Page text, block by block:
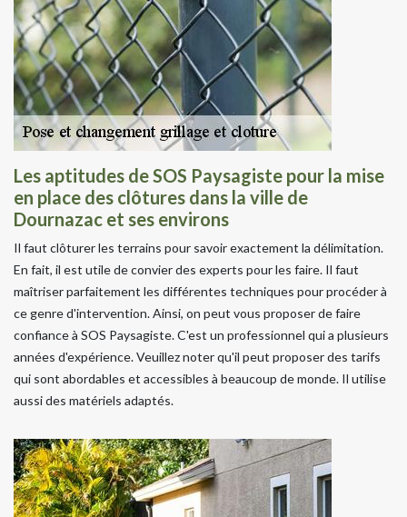
Les aptitudes de SOS Paysagiste pour la mise
en place des clôtures dans la ville de
Dournazac et ses environs
Il faut clôturer les terrains pour savoir exactement la délimitation.
En fait, il est utile de convier des experts pour les faire. Il faut
maîtriser parfaitement les différentes techniques pour procéder à
ce genre d'intervention. Ainsi, on peut vous proposer de faire
confiance à SOS Paysagiste. C'est un professionnel qui a plusieurs
années d'expérience. Veuillez noter qu'il peut proposer des tarifs
qui sont abordables et accessibles à beaucoup de monde. Il utilise
aussi des matériels adaptés.